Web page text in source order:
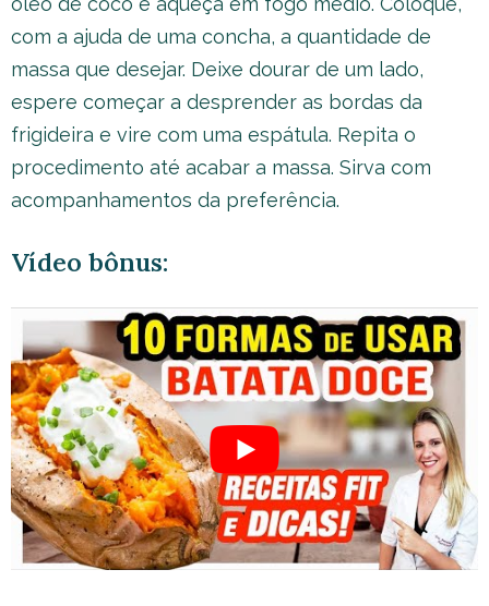
com a ajuda de uma concha, a quantidade de
massa que desejar. Deixe dourar de um lado,
espere começar a desprender as bordas da
frigideira e vire com uma espátula. Repita o
procedimento até acabar a massa. Sirva com
acompanhamentos da preferência.
Vídeo bônus: